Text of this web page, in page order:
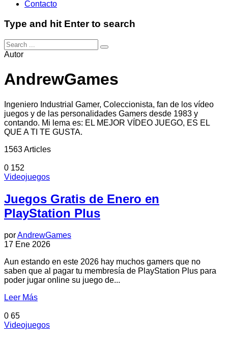
Contacto
Type and hit Enter to search
Autor
AndrewGames
Ingeniero Industrial Gamer, Coleccionista, fan de los vídeo
juegos y de las personalidades Gamers desde 1983 y
contando. Mi lema es: EL MEJOR VÍDEO JUEGO, ES EL
QUE A TI TE GUSTA.
1563 Articles
0 152
Videojuegos
Juegos Gratis de Enero en
PlayStation Plus
porAndrewGames
17 Ene 2026
Aun estando en este 2026 hay muchos gamers que no
saben que al pagar tu membresía de PlayStation Plus para
poder jugar online su juego de...
Leer Más
0 65
Videojuegos